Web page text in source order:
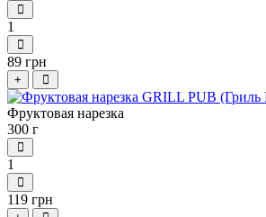
1
89 грн
+
Фруктовая нарезка
300 г
1
119 грн